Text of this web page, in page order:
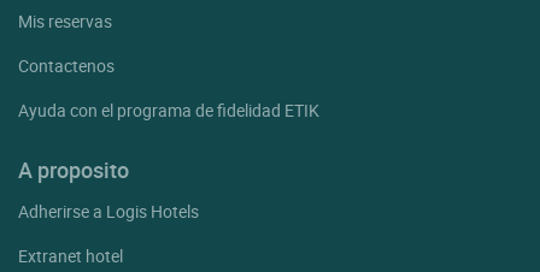
Mis reservas
Contactenos
Ayuda con el programa de fidelidad ETIK
A proposito
Adherirse a Logis Hotels
Extranet hotel